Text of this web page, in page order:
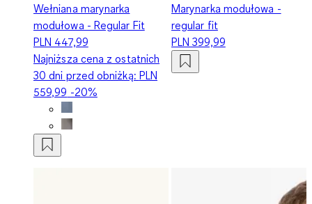
Wełniana marynarka
modułowa - Regular Fit
PLN 447,99
Najniższa cena z ostatnich
30 dni przed obniżką: PLN
559,99 -20%
Marynarka modułowa -
regular fit
PLN 399,99